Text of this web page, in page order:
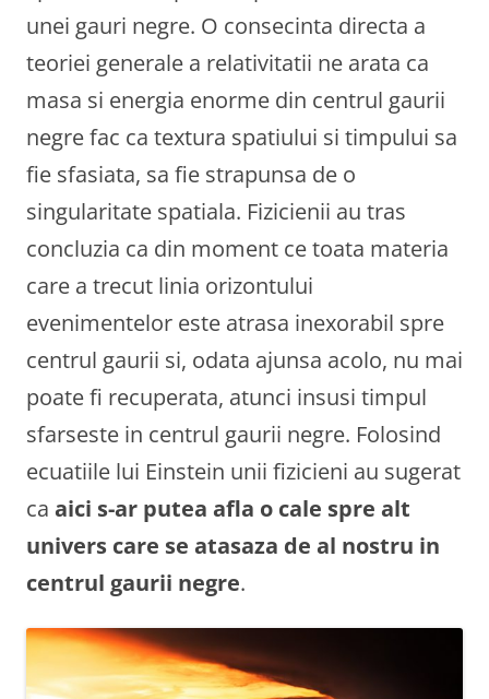
unei gauri negre. O consecinta directa a
teoriei generale a relativitatii ne arata ca
masa si energia enorme din centrul gaurii
negre fac ca textura spatiului si timpului sa
fie sfasiata, sa fie strapunsa de o
singularitate spatiala. Fizicienii au tras
concluzia ca din moment ce toata materia
care a trecut linia orizontului
evenimentelor este atrasa inexorabil spre
centrul gaurii si, odata ajunsa acolo, nu mai
poate fi recuperata, atunci insusi timpul
sfarseste in centrul gaurii negre. Folosind
ecuatiile lui Einstein unii fizicieni au sugerat
ca aici s-ar putea afla o cale spre alt
univers care se atasaza de al nostru in
centrul gaurii negre.